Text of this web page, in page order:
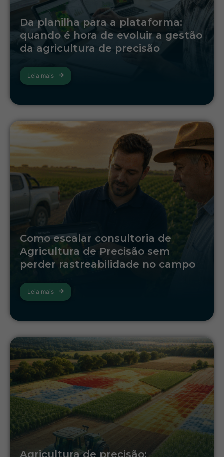
Da planilha para a plataforma:
quando é hora de evoluir a gestão
da agricultura de precisão
Leia mais
Como escalar consultoria de
Agricultura de Precisão sem
perder rastreabilidade no campo
Leia mais
Agricultura de precisão: